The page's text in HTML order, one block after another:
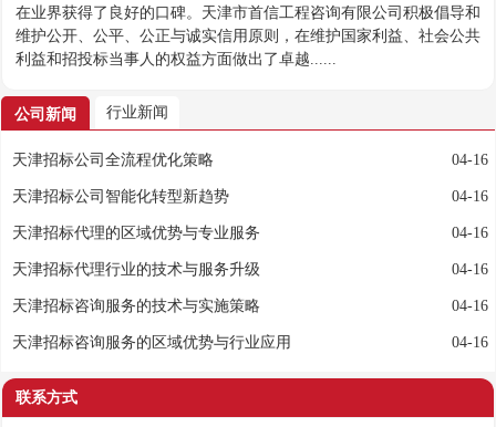
在业界获得了良好的口碑。天津市首信工程咨询有限公司积极倡导和
维护公开、公平、公正与诚实信用原则，在维护国家利益、社会公共
利益和招投标当事人的权益方面做出了卓越......
公司新闻 行业新闻
04-16
天津招标公司全流程优化策略
04-16
天津招标公司智能化转型新趋势
04-16
天津招标代理的区域优势与专业服务
04-16
天津招标代理行业的技术与服务升级
04-16
天津招标咨询服务的技术与实施策略
04-16
天津招标咨询服务的区域优势与行业应用
联系方式